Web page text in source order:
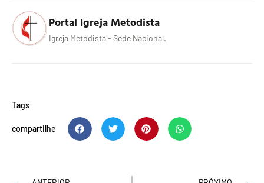
Portal Igreja Metodista
Igreja Metodista - Sede Nacional.
Tags
compartilhe